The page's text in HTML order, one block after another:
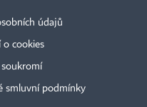
údajů
o cookies
soukromí
smluvní podmínky